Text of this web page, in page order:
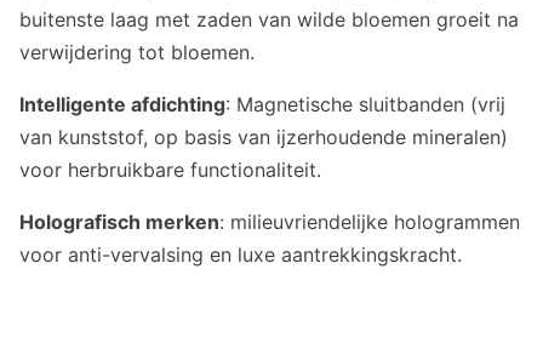
buitenste laag met zaden van wilde bloemen groeit na
verwijdering tot bloemen.
Intelligente afdichting: Magnetische sluitbanden (vrij
van kunststof, op basis van ijzerhoudende mineralen)
voor herbruikbare functionaliteit.
Holografisch merken: milieuvriendelijke hologrammen
voor anti-vervalsing en luxe aantrekkingskracht.